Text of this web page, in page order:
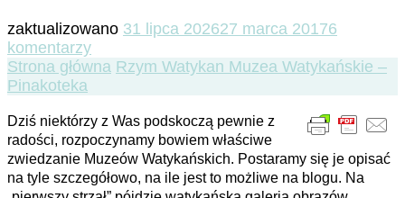
zaktualizowano 31 lipca 202627 marca 20176
komentarzydo
Muzea
Pinakoteka
Strona główna Rzym Watykan Muzea Watykańskie –
Pinakoteka
Dziś niektórzy z Was podskoczą pewnie z
radości, rozpoczynamy bowiem właściwe
zwiedzanie Muzeów Watykańskich. Postaramy się je opisać
na tyle szczegółowo, na ile jest to możliwe na blogu. Na